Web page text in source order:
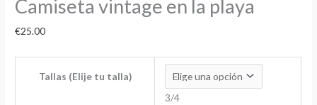
Camiseta vintage en la playa
€25.00
Tallas (Elije tu talla)
3/4